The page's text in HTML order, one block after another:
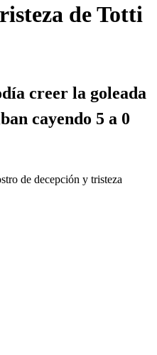
de Totti
creer la goleada
cayendo 5 a 0